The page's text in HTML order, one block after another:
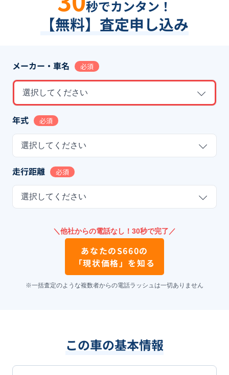
秒でカンタン！
【無料】査定申し込み
メーカー・車名 必須
選択してください
年式 必須
選択してください
走行距離 必須
選択してください
＼他社からの電話なし！30秒で完了／
あなたのS660の
「現状価格」を知る
※一括査定のような複数者からの電話ラッシュは一切ありません
この車の基本情報